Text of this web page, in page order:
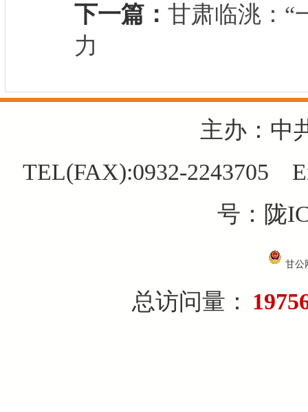
下一篇： 甘肃临洮：“
力
主办：中
TEL(FAX):0932-2243705
号：陇
甘公
总访问量：